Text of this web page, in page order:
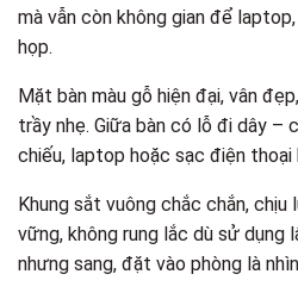
mà vẫn còn không gian để
họp.
Mặt bàn màu gỗ hiện đại, vân
trầy nhẹ. Giữa bàn có lỗ đi dây –
chiếu, laptop hoặc sạc điện thoại
Khung sắt vuông chắc chắn,
vững, không rung lắc dù sử dụng
nhưng sang, đặt vào phòng là